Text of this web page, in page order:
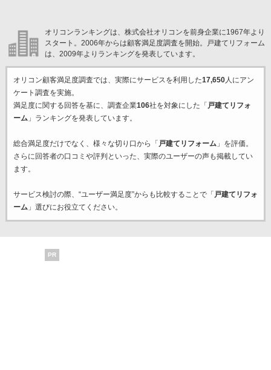
オリコンランキングは、株式会社オリコンを前身企業に1967年より
スタート。2006年からは顧客満足度調査を開始。戸建てリフォーム
は、2009年よりランキングを発表しています。
オリコン顧客満足度調査では、実際にサービスを利用した17,650人にアン
ケート調査を実施。
満足度に関する回答を基に、調査企業106社を対象にした「 戸建てリフォ
ーム」ランキングを発表しています。
総合満足度だけでなく、様々な切り口から「 戸建てリフォーム」を評価。
さらに回答者の口コミや評判といった、実際のユーザーの声も掲載してい
ます。
サービス検討の際、“ユーザー満足度”からも比較することで「 戸建てリフォ
ーム」選びにお役立てください。
PR